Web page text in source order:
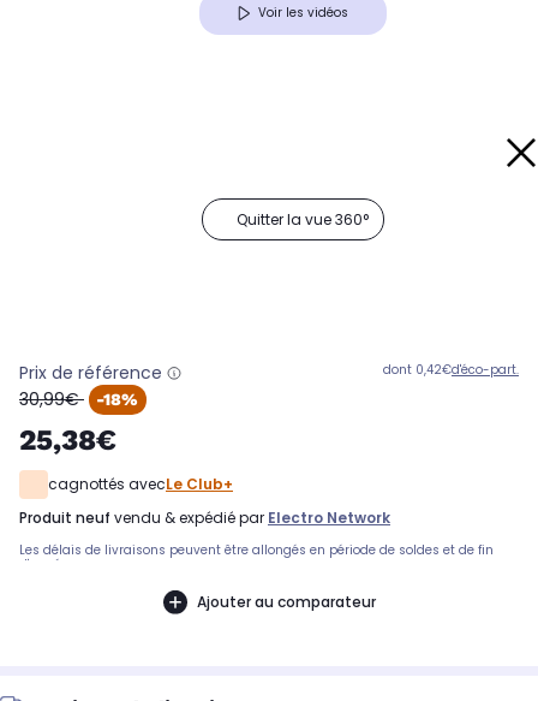
Voir les vidéos
Quitter la vue 360°
Prix de référence
oldPrice
30,99€ -18%
25,38€
dont 0,42€d'éco-part.
cagnottés avecLe Club+
produit neuf vendu & expédié par Electro Network
Les délais de livraisons peuvent être allongés en période de soldes et de fin
d'année.
Ajouter au comparateur